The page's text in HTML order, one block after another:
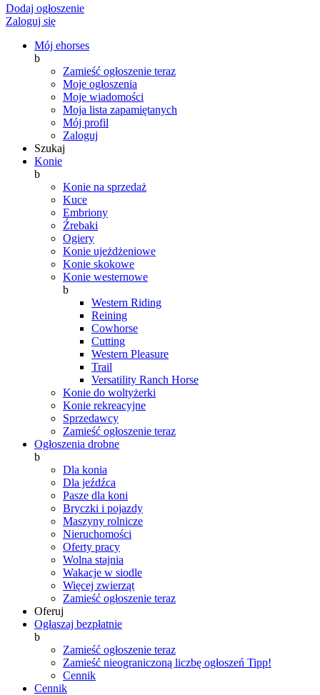
Dodaj ogłoszenie
Zaloguj się
Mój ehorses
b
Zamieść ogłoszenie teraz
Moje ogłoszenia
Moje wiadomości
Moja lista zapamiętanych
Mój profil
Zaloguj
Szukaj
Konie
b
Konie na sprzedaż
Kuce
Embriony
Źrebaki
Ogiery
Konie ujeżdżeniowe
Konie skokowe
Konie westernowe
b
Western Riding
Reining
Cowhorse
Cutting
Western Pleasure
Trail
Versatility Ranch Horse
Konie do woltyżerki
Konie rekreacyjne
Sprzedawcy
Zamieść ogłoszenie teraz
Ogłoszenia drobne
b
Dla konia
Dla jeźdźca
Pasze dla koni
Bryczki i pojazdy
Maszyny rolnicze
Nieruchomości
Oferty pracy
Wolna stajnia
Wakacje w siodle
Więcej zwierząt
Zamieść ogłoszenie teraz
Oferuj
Ogłaszaj bezpłatnie
b
Zamieść ogłoszenie teraz
Zamieść nieograniczoną liczbę ogłoszeń Tipp!
Cennik
Cennik